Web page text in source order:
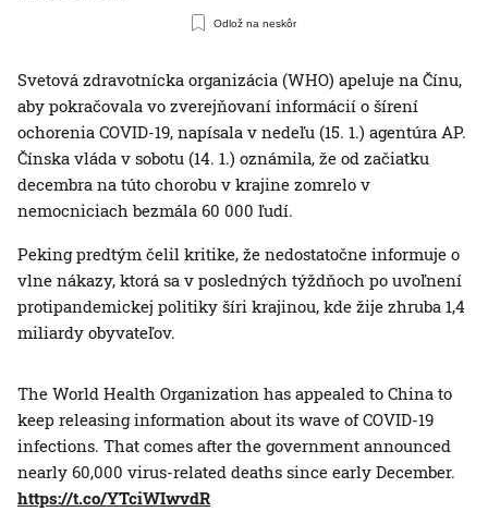
Odlož na neskôr
Svetová zdravotnícka organizácia (WHO) apeluje na Čínu,
aby pokračovala vo zverejňovaní informácií o šírení
ochorenia COVID-19, napísala v nedeľu (15. 1.) agentúra AP.
Čínska vláda v sobotu (14. 1.) oznámila, že od začiatku
decembra na túto chorobu v krajine zomrelo v
nemocniciach bezmála 60 000 ľudí.
Peking predtým čelil kritike, že nedostatočne informuje o
vlne nákazy, ktorá sa v posledných týždňoch po uvoľnení
protipandemickej politiky šíri krajinou, kde žije zhruba 1,4
miliardy obyvateľov.
The World Health Organization has appealed to China to
keep releasing information about its wave of COVID-19
infections. That comes after the government announced
nearly 60,000 virus-related deaths since early December.
https://t.co/YTciWIwvdR